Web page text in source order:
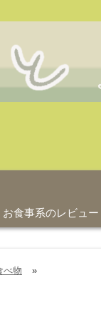
お食事系のレビュー
べ物 »